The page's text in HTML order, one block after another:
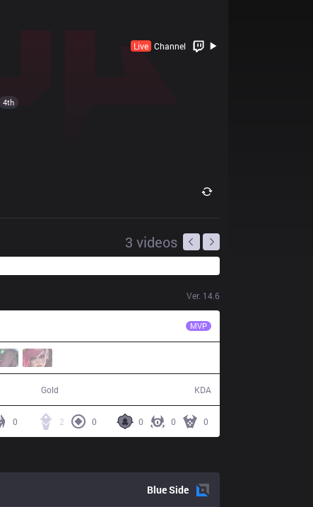
Live Channel
4th
3 videos
Ver. 14.6
MVP
Gold KDA
0 0 0
2 0
0
BlueSide